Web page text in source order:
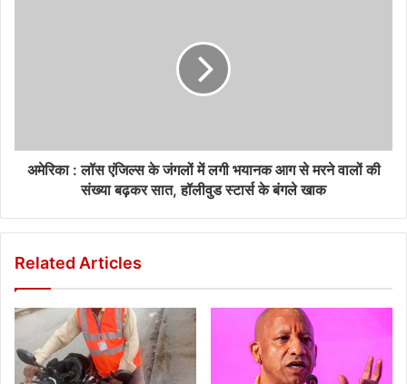
अमेरिका : लॉस एंजिल्स के जंगलों में लगी भयानक आग से मरने वालों की
संख्या बढ़कर सात, हॉलीवुड स्टार्स के बंगले खाक
Related Articles